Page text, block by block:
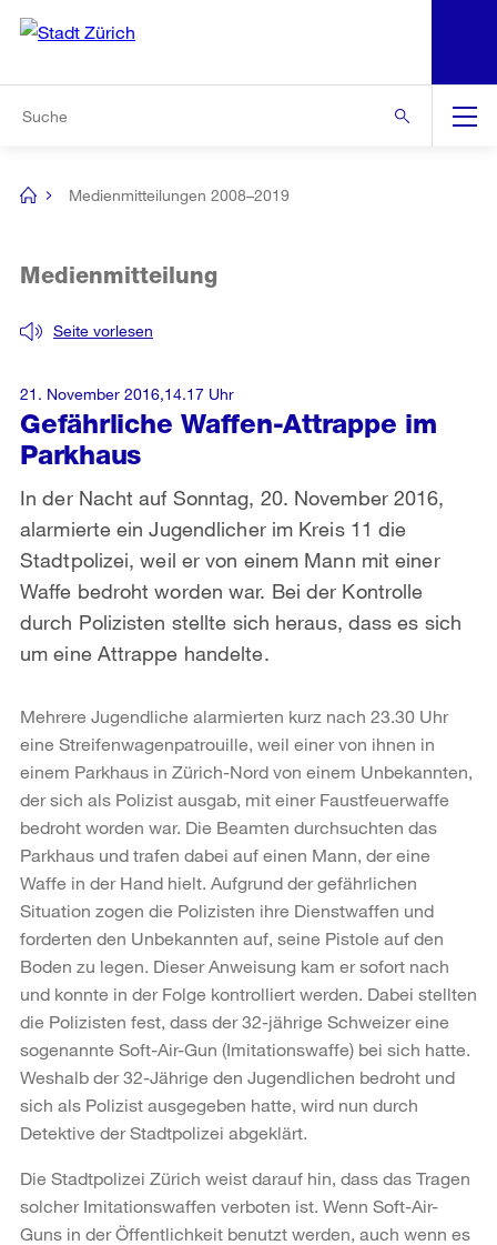
Navigation
[no
Medienmitteilungen 2008–2019
Gefährliche Waffen-Attrappe im
Parkhaus
Seite vorlesen
Medienmitteilung
In der Nacht auf Sonntag, 20. November 2016,
alarmierte ein Jugendlicher im Kreis 11 die
Stadtpolizei, weil er von einem Mann mit einer
Waffe bedroht worden war. Bei der Kontrolle
durch Polizisten stellte sich heraus, dass es sich
um eine Attrappe handelte.
21. November 2016,14.17 Uhr
Mehrere Jugendliche alarmierten kurz nach 23.30 Uhr
eine Streifenwagenpatrouille, weil einer von ihnen in
einem Parkhaus in Zürich-Nord von einem Unbekannten,
der sich als Polizist ausgab, mit einer Faustfeuerwaffe
bedroht worden war. Die Beamten durchsuchten das
Parkhaus und trafen dabei auf einen Mann, der eine
Waffe in der Hand hielt. Aufgrund der gefährlichen
Situation zogen die Polizisten ihre Dienstwaffen und
forderten den Unbekannten auf, seine Pistole auf den
Boden zu legen. Dieser Anweisung kam er sofort nach
und konnte in der Folge kontrolliert werden. Dabei stellten
die Polizisten fest, dass der 32-jährige Schweizer eine
sogenannte Soft-Air-Gun (Imitationswaffe) bei sich hatte.
Weshalb der 32-Jährige den Jugendlichen bedroht und
sich als Polizist ausgegeben hatte, wird nun durch
Detektive der Stadtpolizei abgeklärt.
Die Stadtpolizei Zürich weist darauf hin, dass das Tragen
solcher Imitationswaffen verboten ist. Wenn Soft-Air-
Guns in der Öffentlichkeit benutzt werden, auch wenn es